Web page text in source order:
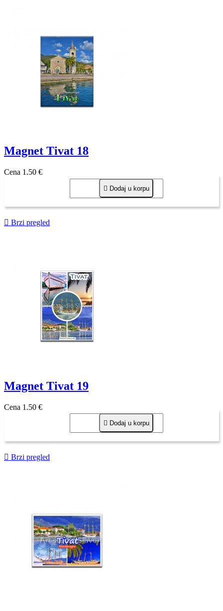
Magnet Tivat 18
Cena 1,50 €
 Dodaj u korpu
 Brzi pregled
Magnet Tivat 19
Cena 1,50 €
 Dodaj u korpu
 Brzi pregled